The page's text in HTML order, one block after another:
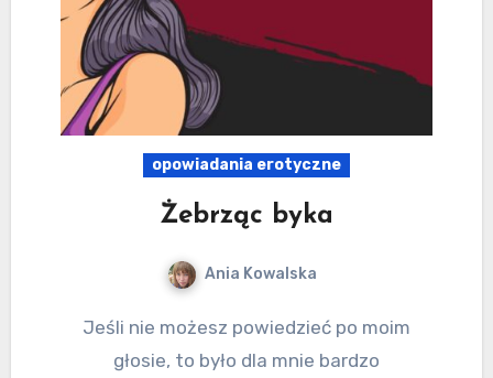
opowiadania erotyczne
Żebrząc byka
Ania Kowalska
Jeśli nie możesz powiedzieć po moim
głosie, to było dla mnie bardzo